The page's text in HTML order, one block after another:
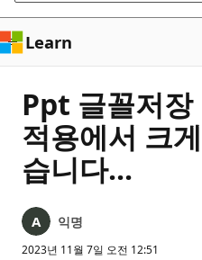
Learn
Ppt 글꼴저장
적용에서 크
습니다...
익명
2023년 11월 7일 오전 12:51